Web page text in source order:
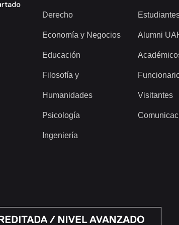
Derecho
Economía y Negocios
Educación
Filosofía y
Humanidades
Psicología
Ingeniería
Alumni
Visitantes